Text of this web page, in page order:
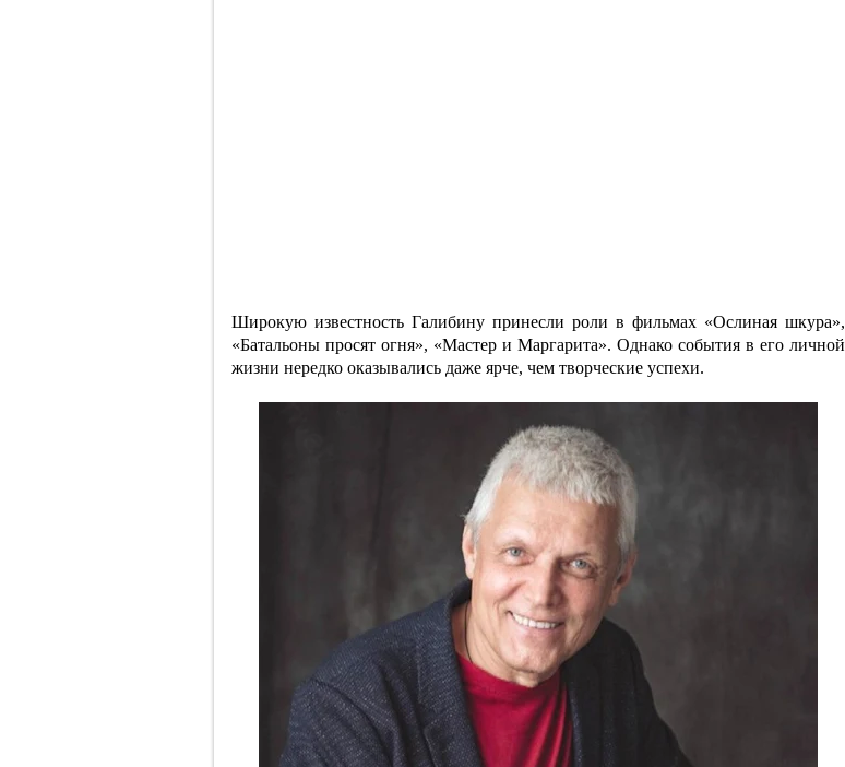
Широкую известность Галибину принесли роли в фильмах «Ослиная шкура»,
«Батальоны просят огня», «Мастер и Маргарита». Однако события в его личной
жизни нередко оказывались даже ярче, чем творческие успехи.